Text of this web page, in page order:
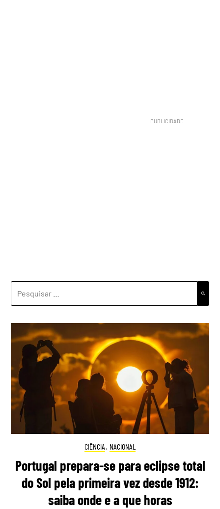
POR:
CIÊNCIA , NACIONAL
Portugal prepara-se para eclipse total
do Sol pela primeira vez desde 1912:
saiba onde e a que horas